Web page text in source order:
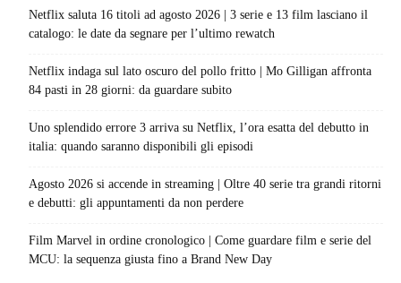
Netflix saluta 16 titoli ad agosto 2026 | 3 serie e 13 film lasciano il
catalogo: le date da segnare per l’ultimo rewatch
Netflix indaga sul lato oscuro del pollo fritto | Mo Gilligan affronta
84 pasti in 28 giorni: da guardare subito
Uno splendido errore 3 arriva su Netflix, l’ora esatta del debutto in
italia: quando saranno disponibili gli episodi
Agosto 2026 si accende in streaming | Oltre 40 serie tra grandi ritorni
e debutti: gli appuntamenti da non perdere
Film Marvel in ordine cronologico | Come guardare film e serie del
MCU: la sequenza giusta fino a Brand New Day